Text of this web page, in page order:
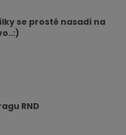
se prostě nasadí na
RND